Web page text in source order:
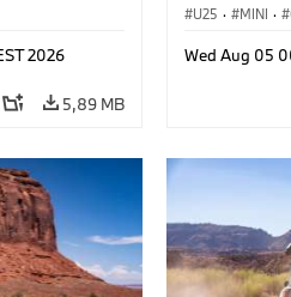
2026
5,89 MB
U25 · MINI ·
Wed Aug 05